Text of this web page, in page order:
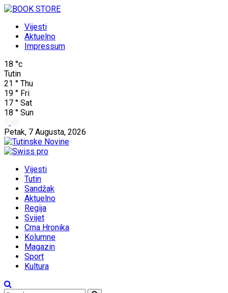
Vijesti
Aktuelno
Impressum
18 °c
Tutin
21 ° Thu
19 ° Fri
17 ° Sat
18 ° Sun
Petak, 7 Augusta, 2026
Vijesti
Tutin
Sandžak
Aktuelno
Regija
Svijet
Crna Hronika
Kolumne
Magazin
Sport
Kultura